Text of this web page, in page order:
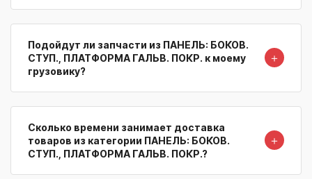
Подойдут ли запчасти из ПАНЕЛЬ: БОКОВ.
СТУП., ПЛАТФОРМА ГАЛЬВ. ПОКР. к моему
грузовику?
＋
Сколько времени занимает доставка
товаров из категории ПАНЕЛЬ: БОКОВ.
СТУП., ПЛАТФОРМА ГАЛЬВ. ПОКР.?
＋